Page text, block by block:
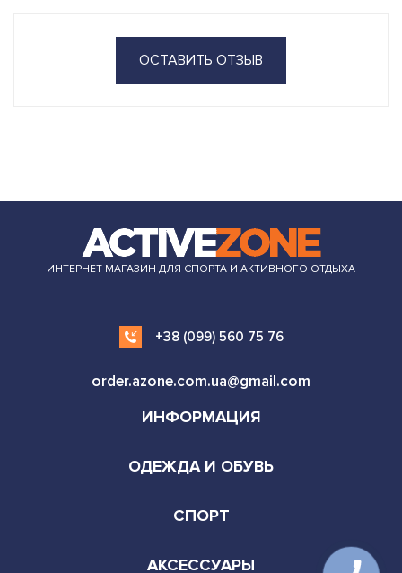
ОСТАВИТЬ ОТЗЫВ
ИНТЕРНЕТ МАГАЗИН ДЛЯ СПОРТА И АКТИВНОГО ОТДЫХА
+38 (099) 560 75 76
order.azone.com.ua@gmail.com
ИНФОРМАЦИЯ
ОДЕЖДА И ОБУВЬ
СПОРТ
АКСЕССУАРЫ